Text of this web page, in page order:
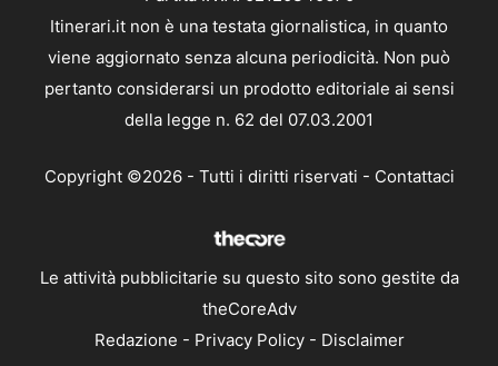
Itinerari.it non è una testata giornalistica, in quanto
viene aggiornato senza alcuna periodicità. Non può
pertanto considerarsi un prodotto editoriale ai sensi
della legge n. 62 del 07.03.2001
Copyright ©2026 - Tutti i diritti riservati - Contattaci
Le attività pubblicitarie su questo sito sono gestite da
theCoreAdv
Redazione - Privacy Policy- Disclaimer